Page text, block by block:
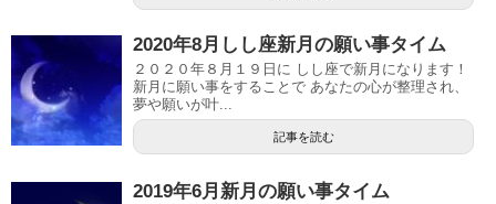
2020年8月しし座新月の願い事タイム
２０２０年８月１９日に しし座で新月になります！
新月に願い事をすることで あなたの心が整理され、
夢や願いが叶...
記事を読む
2019年6月新月の願い事タイム